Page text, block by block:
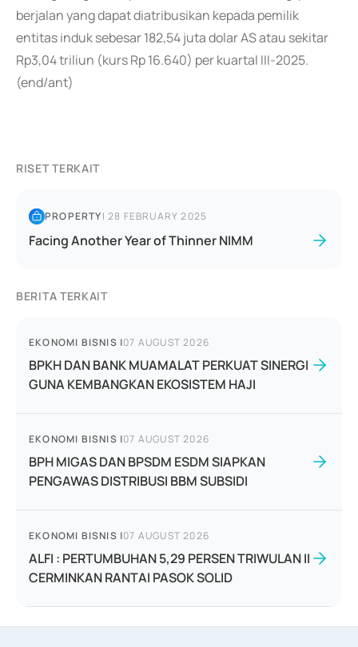
berjalan yang dapat diatribusikan kepada pemilik
entitas induk sebesar 182,54 juta dolar AS atau sekitar
Rp3,04 triliun (kurs Rp 16.640) per kuartal III-2025.
(end/ant)
RISET TERKAIT
PROPERTY|28 FEBRUARY 2025
Facing Another Year of Thinner NIMM
BERITA TERKAIT
EKONOMI BISNIS |07 AUGUST 2026
BPKH DAN BANK MUAMALAT PERKUAT SINERGI
GUNA KEMBANGKAN EKOSISTEM HAJI
EKONOMI BISNIS |07 AUGUST 2026
BPH MIGAS DAN BPSDM ESDM SIAPKAN
PENGAWAS DISTRIBUSI BBM SUBSIDI
EKONOMI BISNIS |07 AUGUST 2026
ALFI : PERTUMBUHAN 5,29 PERSEN TRIWULAN II
CERMINKAN RANTAI PASOK SOLID